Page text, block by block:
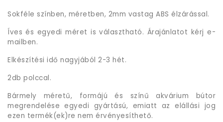
Sokféle színben, méretben, 2mm vastag ABS élzárással.
Íves és egyedi méret is választható. Árajánlatot kérj e-
mailben.
Elkészítési idő nagyjából 2-3 hét.
2db polccal.
Bármely méretű, formájú és színű akvárium bútor
megrendelése egyedi gyártású, emiatt az elállási jog
ezen termék(ek)re nem érvényesíthető.